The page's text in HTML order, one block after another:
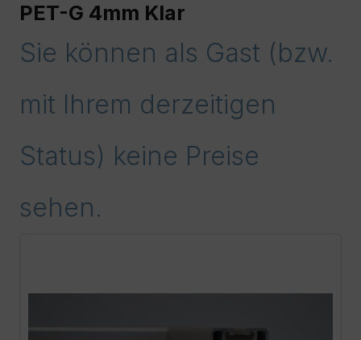
PET-G 4mm Klar
Sie können als Gast (bzw.
mit Ihrem derzeitigen
Status) keine Preise
sehen.